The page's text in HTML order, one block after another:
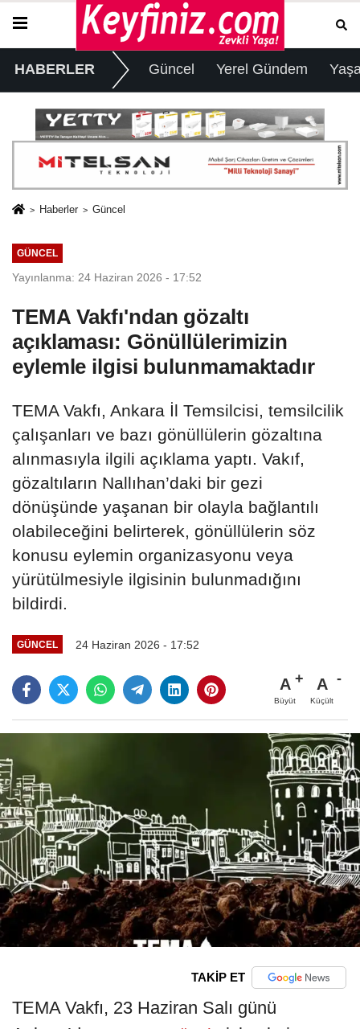
HABERLER Güncel Yerel Gündem
Haberler Güncel
GÜNCEL
Yayınlanma: 24 Haziran 2026 - 17:52
TEMA Vakfı'ndan gözaltı
açıklaması: Gönüllülerimizin
eylemle ilgisi bulunmamaktadır
TEMA Vakfı, Ankara İl Temsilcisi, temsilcilik
çalışanları ve bazı gönüllülerin gözaltına
alınmasıyla ilgili açıklama yaptı. Vakıf,
gözaltıların Nallıhan’daki bir gezi
dönüşünde yaşanan bir olayla bağlantılı
olabileceğini belirterek, gönüllülerin söz
konusu eylemin organizasyonu veya
yürütülmesiyle ilgisinin bulunmadığını
bildirdi.
GÜNCEL 24 Haziran 2026 - 17:52
A
Büyüt
A
Küçült
TAKİP ET
TEMA Vakfı, 23 Haziran Salı günü